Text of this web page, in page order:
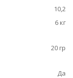
10,2
6 кг
20 гр
Да